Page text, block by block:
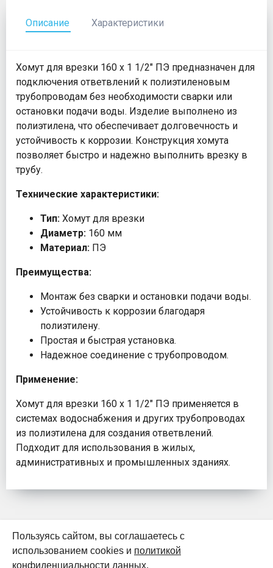
Пользуясь сайтом, вы соглашаетесь с
использованием cookies и политикой
конфиденциальности данных.
Описание Характеристики
Хомут для врезки 160 х 1 1/2" ПЭ предназначен для
подключения ответвлений к полиэтиленовым
трубопроводам без необходимости сварки или
остановки подачи воды. Изделие выполнено из
полиэтилена, что обеспечивает долговечность и
устойчивость к коррозии. Конструкция хомута
позволяет быстро и надежно выполнить врезку в
трубу.
Технические характеристики:
Тип: Хомут для врезки
Диаметр: 160 мм
Материал: ПЭ
Преимущества:
Монтаж без сварки и остановки подачи воды.
Устойчивость к коррозии благодаря
полиэтилену.
Простая и быстрая установка.
Надежное соединение с трубопроводом.
Применение:
Хомут для врезки 160 х 1 1/2" ПЭ применяется в
системах водоснабжения и других трубопроводах
из полиэтилена для создания ответвлений.
Подходит для использования в жилых,
административных и промышленных зданиях.
К началу страницы